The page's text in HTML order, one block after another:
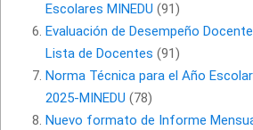
Escolares MINEDU (91)
Evaluación de Desempeño
Lista de Docentes (91)
Norma Técnica para el Año
2025-MINEDU (78)
Nuevo formato de Informe